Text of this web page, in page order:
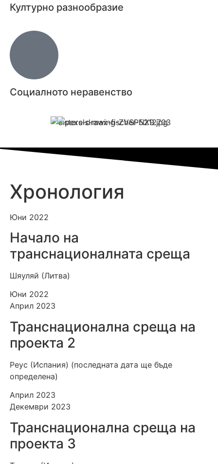
Културно разнообразие
Социалното неравенство
Хронология
Юни 2022
Начало на
транснационалната среща
Шяуляй (Литва)
Юни 2022
Април 2023
Транснационална среща на
проекта 2
Реус (Испания) (последната дата ще бъде
определена)
Април 2023
Декември 2023
Транснационална среща на
проекта 3